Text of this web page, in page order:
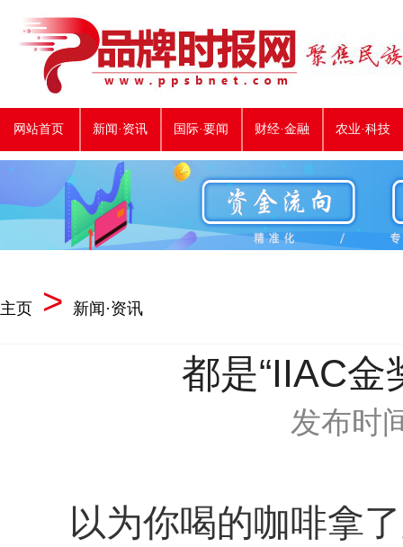
网站首页 新闻·资讯 国际·要闻 财经·金融 农业·科技
主页 > 新闻·资讯
都是“IIAC金
发布时
以为你喝的咖啡拿了